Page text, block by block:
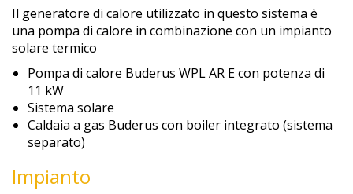
Il generatore di calore utilizzato in questo sistema è
una pompa di calore in combinazione con un impianto
solare termico
Pompa di calore Buderus WPL AR E con potenza di
11 kW
Sistema solare
Caldaia a gas Buderus con boiler integrato (sistema
separato)
Impianto